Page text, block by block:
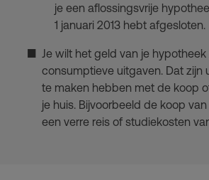
je een aflossingsvrije
1 januari 2013 hebt afgesloten.
Je wilt het geld van je
consumptieve uitgaven. Dat zijn
te maken hebben met de koop
je huis. Bijvoorbeeld de koop
een verre reis of studiekosten